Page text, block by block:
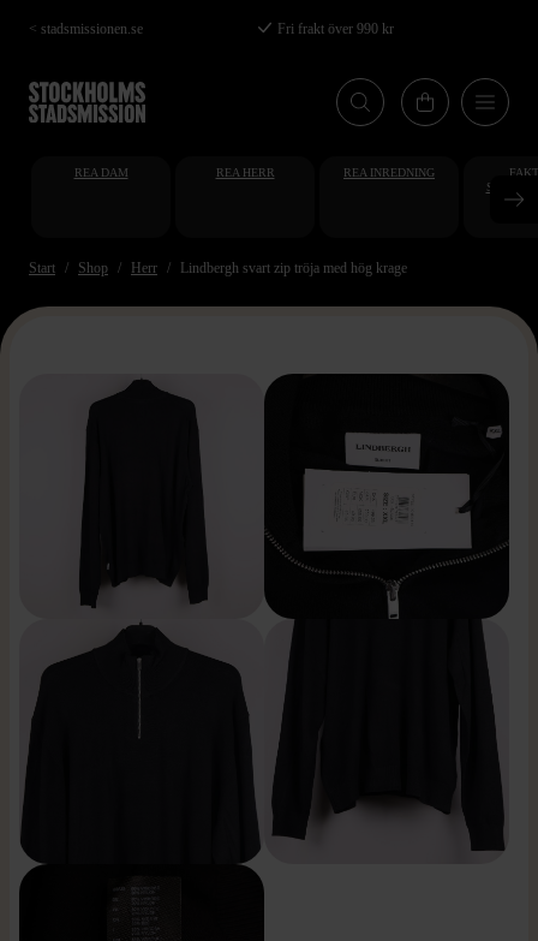
Hoppa
till
huvudinnehåll
< stadsmissionen.se Fri frakt över 990 kr
REA DAM REA HERR REA INREDNING
Start Shop Herr Lindbergh svart zip tröja med hög krage